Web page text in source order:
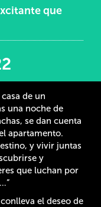
que
de un
una noche de
se dan cuenta
apartamento.
y vivir juntas
y
que luchan por
el deseo de